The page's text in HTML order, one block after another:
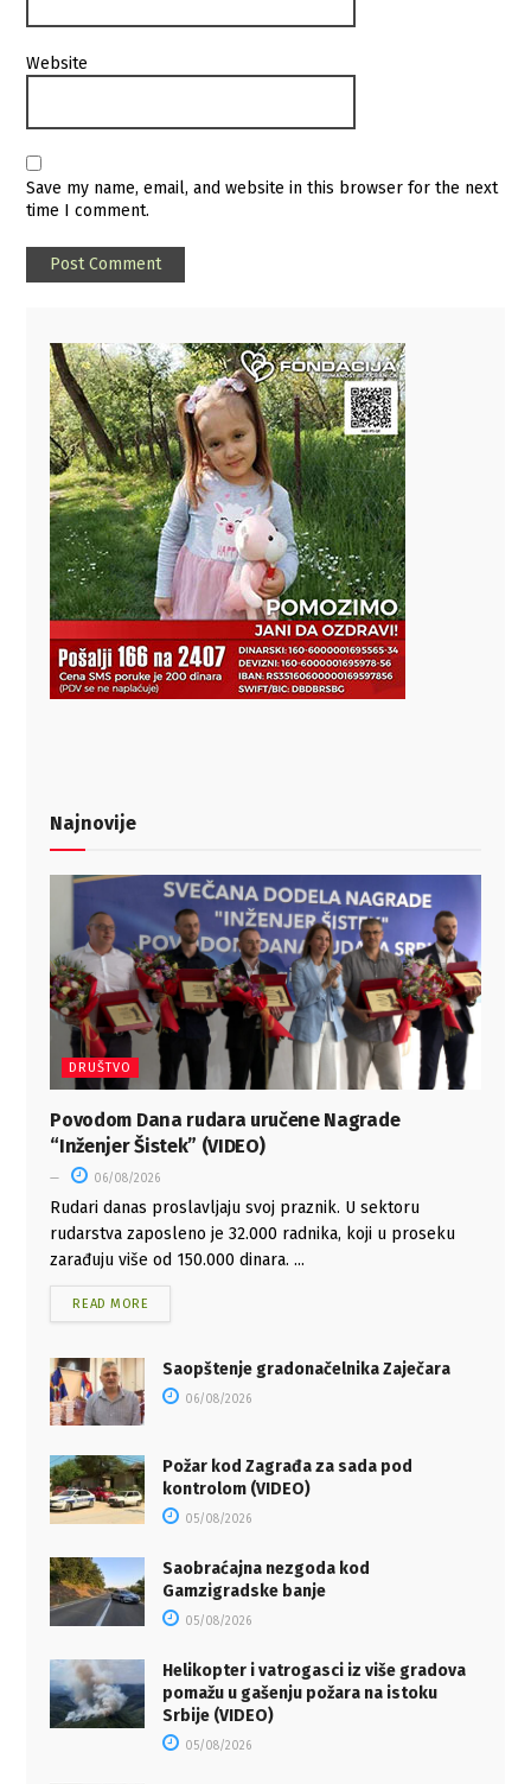
Website
Save my name, email, and website in this browser for the next
time I comment.
Najnovije
DRUŠTVO
Povodom Dana rudara uručene Nagrade
“Inženjer Šistek” (VIDEO)
06/08/2026
Rudari danas proslavljaju svoj praznik. U sektoru
rudarstva zaposleno je 32.000 radnika, koji u proseku
zarađuju više od 150.000 dinara. ...
READ MORE
Saopštenje gradonačelnika Zaječara
06/08/2026
Požar kod Zagrađa za sada pod
kontrolom (VIDEO)
05/08/2026
Saobraćajna nezgoda kod
Gamzigradske banje
05/08/2026
Helikopter i vatrogasci iz više gradova
pomažu u gašenju požara na istoku
Srbije (VIDEO)
05/08/2026